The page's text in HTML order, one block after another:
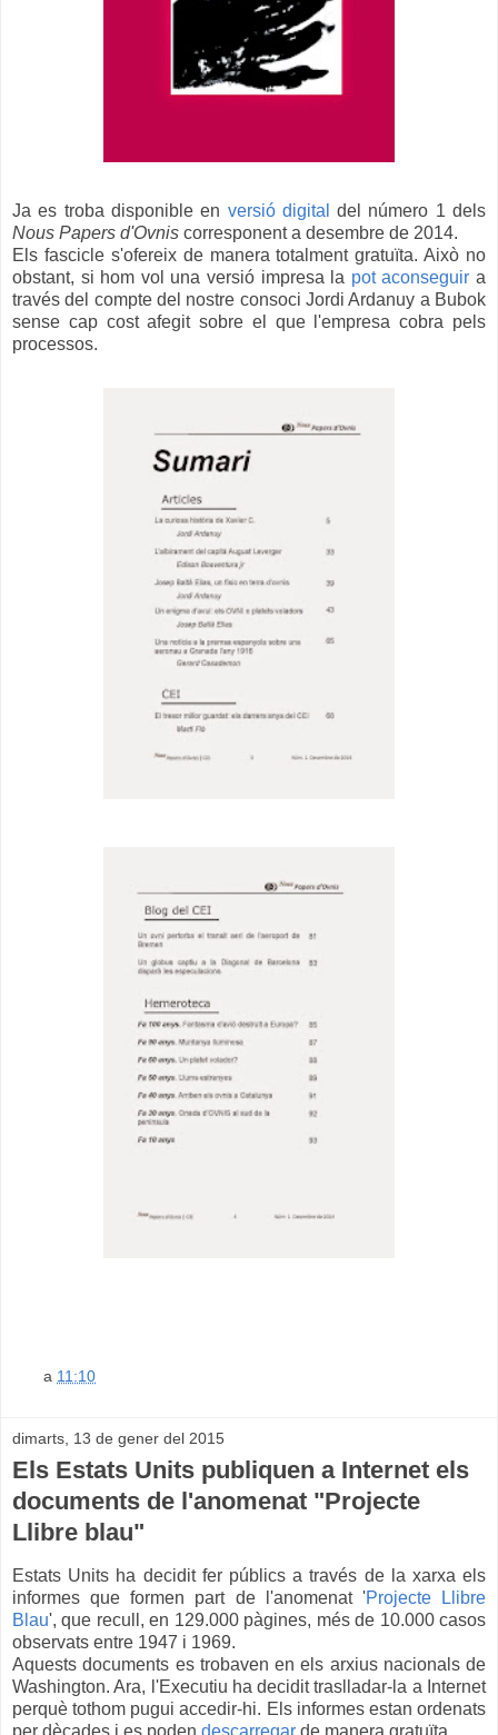
Ja es troba disponible en versió digital
del número 1 dels
Nous Papers d'Ovnis corresponent a desembre de 2014.
Els fascicle s'ofereix de manera totalment gratuïta. Això no
obstant, si hom vol una versió impresa la pot aconseguir a
través del compte del nostre consoci Jordi Ardanuy a Bubok
sense cap cost afegit sobre el que l'empresa cobra pels
processos.
a 11:10
dimarts, 13 de gener del 2015
Els Estats Units publiquen a Internet els
documents de l'anomenat "Projecte
Llibre blau"
Estats Units ha decidit fer públics a través de la xarxa els
informes que formen part del'anomenat 'Projecte
Llibre
Blau',que recull ,en 129.000 pàgines, més de 10.000 casos
observats entre 1947 i 1969.
Aquests documents es trobaven en els arxius nacionals de
Washington.Ara, l'Executiu ha decidit traslladar-la a Internet
perquè tothom pugui accedir-hi. Els informes estan ordenats
per dècades i es poden descarregar de manera gratuïta.